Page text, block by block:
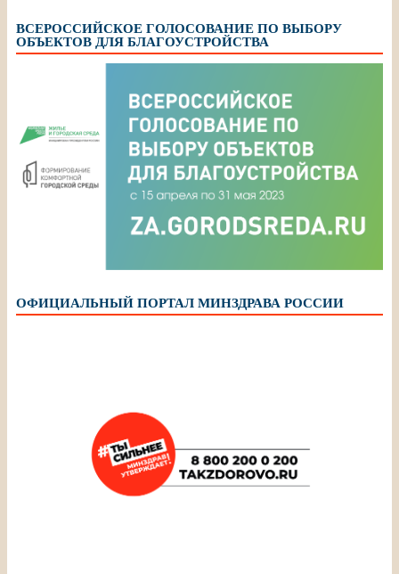
ВСЕРОССИЙСКОЕ ГОЛОСОВАНИЕ ПО ВЫБОРУ
ОБЪЕКТОВ ДЛЯ БЛАГОУСТРОЙСТВА
ОФИЦИАЛЬНЫЙ ПОРТАЛ МИНЗДРАВА РОССИИ